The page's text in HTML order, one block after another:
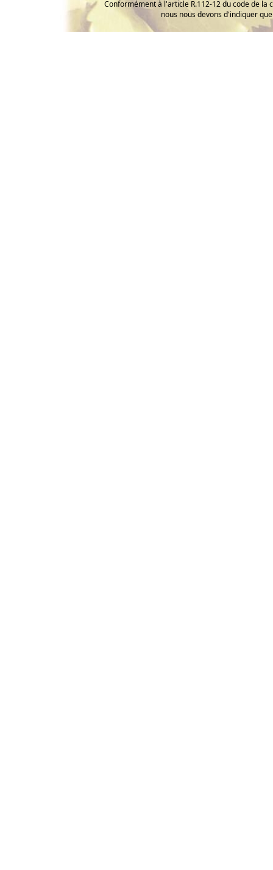
Conformément à l'article R.112-12 du code de la
nous nous devons d'indiquer